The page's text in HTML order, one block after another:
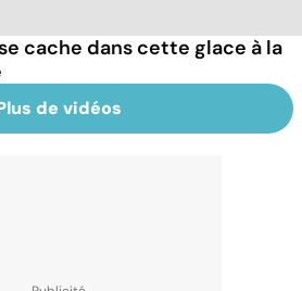
cache dans cette glace à la
de vidéos